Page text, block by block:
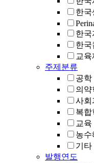
한국
한국
한국
교
주제분류
공학
의약
사회
복합
교육
농수
기타
발행연도